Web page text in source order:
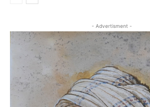
- Advertisment -